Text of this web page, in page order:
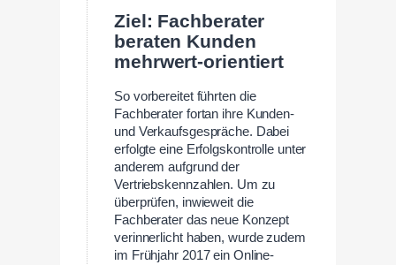
Ziel: Fachberater
beraten Kunden
mehrwert-orientiert
So vorbereitet führten die
Fachberater fortan ihre Kunden-
und Verkaufsgespräche. Dabei
erfolgte eine Erfolgskontrolle unter
anderem aufgrund der
Vertriebskennzahlen. Um zu
überprüfen, inwieweit die
Fachberater das neue Konzept
verinnerlicht haben, wurde zudem
im Frühjahr 2017 ein Online-